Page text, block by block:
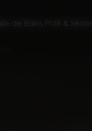
de Bains PMR & Séniors